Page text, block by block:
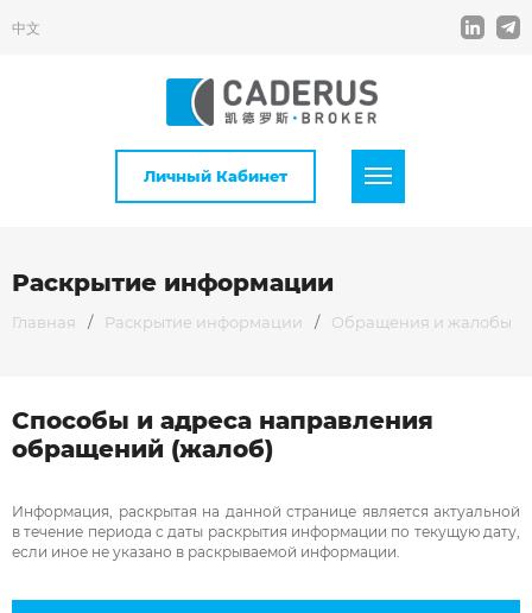
中文
Личный Кабинет
Раскрытие информации
Главная / Раскрытие информации / Обращения и жалобы
Способы и адреса направления
обращений (жалоб)
Информация, раскрытая на данной странице является актуальной
в течение периода с даты раскрытия информации по текущую дату,
если иное не указано в раскрываемой информации.